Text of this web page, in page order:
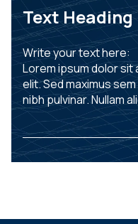
TextHeading
Write your text here:
Lorem ipsum dolor
elit. Sed maximus
nibh pulvinar. Nullam
Heading
Heading